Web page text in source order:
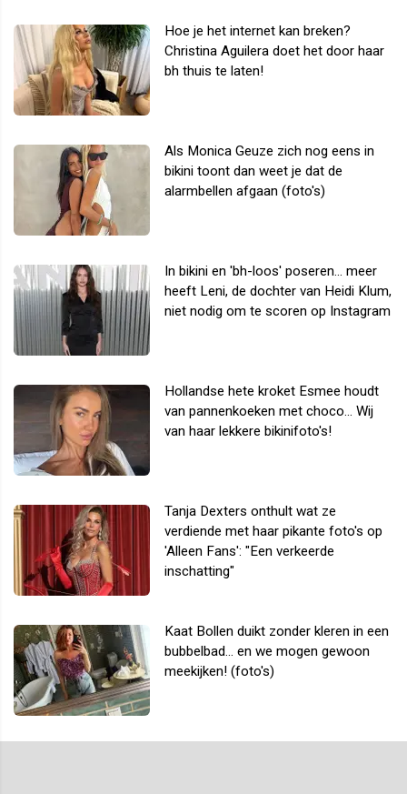
Hoe je het internet kan breken?
Christina Aguilera doet het door haar
bh thuis te laten!
Als Monica Geuze zich nog eens in
bikini toont dan weet je dat de
alarmbellen afgaan (foto's)
In bikini en 'bh-loos' poseren... meer
heeft Leni, de dochter van Heidi Klum,
niet nodig om te scoren op Instagram
Hollandse hete kroket Esmee houdt
van pannenkoeken met choco... Wij
van haar lekkere bikinifoto's!
Tanja Dexters onthult wat ze
verdiende met haar pikante foto's op
'Alleen Fans': "Een verkeerde
inschatting"
Kaat Bollen duikt zonder kleren in een
bubbelbad... en we mogen gewoon
meekijken! (foto's)